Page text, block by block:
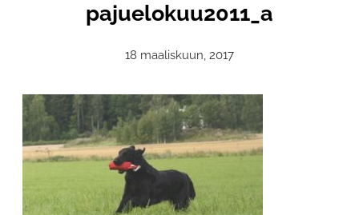
pajuelokuu2011_a
18 maaliskuun, 2017